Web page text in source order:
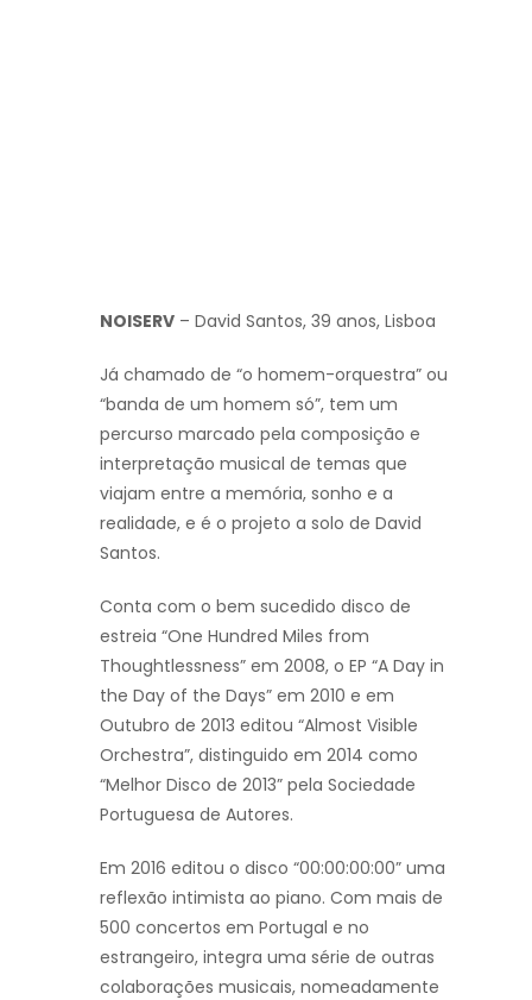
NOISERV – David Santos, 39 anos, Lisboa
Já chamado de “o homem-orquestra” ou
“banda de um homem só”, tem um
percurso marcado pela composição e
interpretação musical de temas que
viajam entre a memória, sonho e a
realidade, e é o projeto a solo de David
Santos.
Conta com o bem sucedido disco de
estreia “One Hundred Miles from
Thoughtlessness” em 2008, o EP “A Day in
the Day of the Days” em 2010 e em
Outubro de 2013 editou “Almost Visible
Orchestra”, distinguido em 2014 como
“Melhor Disco de 2013” pela Sociedade
Portuguesa de Autores.
Em 2016 editou o disco “00:00:00:00” uma
reflexão intimista ao piano. Com mais de
500 concertos em Portugal e no
estrangeiro, integra uma série de outras
colaborações musicais, nomeadamente